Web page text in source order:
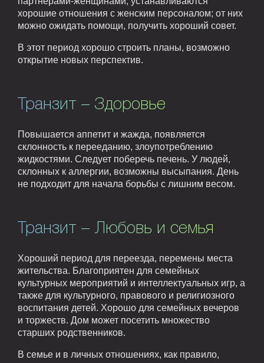
хорошие отношения с женским персоналом; от них
можно ожидать помощи, получить хороший совет.
В этот период хорошо строить планы, возможно
открытие новых перспектив.
Транзит – Здоровье
Повышается аппетит и жажда, появляется
склонность к перееданию, злоупотреблению
жидкостями. Следует поберечь печень. У людей,
склонных к аллергии, возможны высыпания. День
не подходит для начала борьбы с лишним весом.
Транзит – Любовь и семья
Хороший период для переезда, перемены места
жительства. Благоприятен для семейных
культурных мероприятий и интеллектуальных игр, а
также для культурного, правового и религиозного
воспитания детей. Хорошо для семейных вечеров
и торжеств. Дом может посетить множество
старших родственников.
В семье и в личных отношениях, как правило,